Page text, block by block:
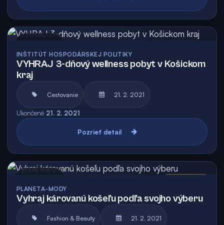
INŠTITÚT HOSPODÁRSKEJ POLITIKY
VYHRAJ 3-dňový wellness pobyt v Košickom
kraj
Cestovanie 21. 2. 2021
Ukončené 21. 2. 2021
Pozrieť detail
PLANETA-MODY
Vyhraj károvanú košeľu podľa svojho výberu
Fashion & Beauty 21. 2. 2021